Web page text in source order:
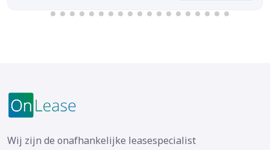
Wij zijn de onafhankelijke leasespecialist